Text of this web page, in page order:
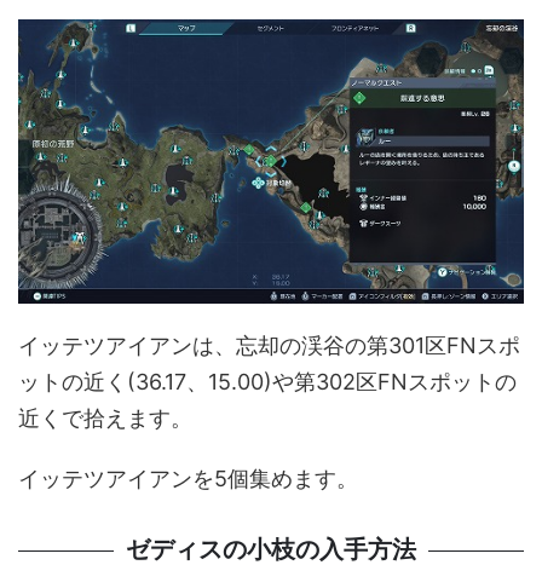
イッテツアイアンは、忘却の渓谷の第301区FNスポ
ットの近く(36.17、15.00)や第302区FNスポットの
近くで拾えます。
イッテツアイアンを5個集めます。
ゼディスの小枝の入手方法